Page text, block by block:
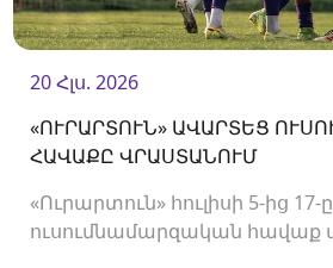
20 Հլս. 2026
«ՈՒՐԱՐՏՈՒՆ» ԱՎԱՐՏԵՑ
ՀԱՎԱՔԸ ՎՐԱՍՏԱՆՈՒՄ
«Ուրարտուն» հուլիսի 5-ից 17-ը
ուսումնամարզական հավաք